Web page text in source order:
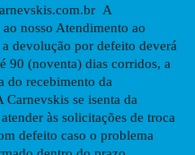
A
nosso Atendimento ao
devolução por defeito deverá
90 (noventa) dias corridos, a
do recebimento da
Carnevskis se isenta da
às solicitações de troca
defeito caso o problema